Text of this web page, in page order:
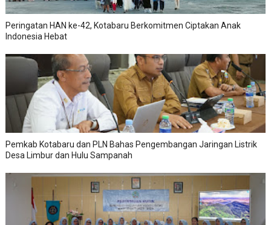
Peringatan HAN ke-42, Kotabaru Berkomitmen Ciptakan Anak
Indonesia Hebat
Pemkab Kotabaru dan PLN Bahas Pengembangan Jaringan Listrik
Desa Limbur dan Hulu Sampanah